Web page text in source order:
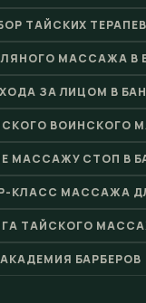
ТАЙСКИХ
МАССАЖА В
ЗА ЛИЦОМ В
ВОИНСКОГО
МАССАЖУ СТОП В
КЛАСС МАССАЖА
ТАЙСКОГО
АКАДЕМИЯ БАРБЕРОВ